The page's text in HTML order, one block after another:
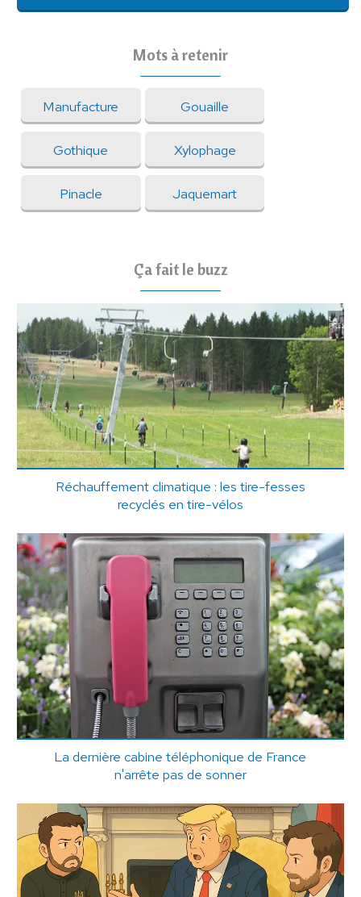
Mots à retenir
Manufacture Gouaille
Gothique Xylophage
Pinacle Jaquemart
Ça fait le buzz
Réchauffement climatique : les tire-fesses
recyclés en tire-vélos
La dernière cabine téléphonique de France
n'arrête pas de sonner